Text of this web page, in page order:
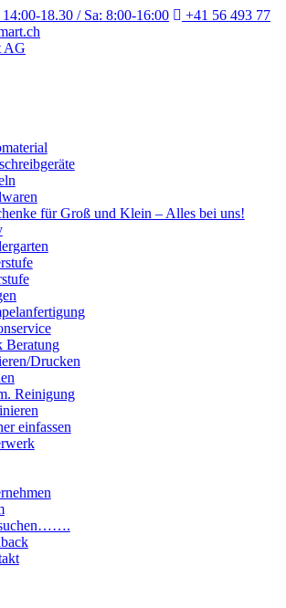
18.30 / Sa: 8:00-16:00
+41 56 493 77
für Groß und Klein – Alles bei uns!
Beratung
Drucken
Reinigung
einfassen